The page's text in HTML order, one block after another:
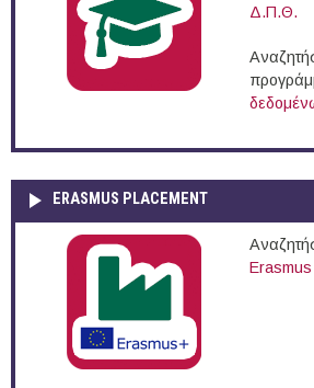
Δ.Π.Θ.
ERASMUS PLACEMENT